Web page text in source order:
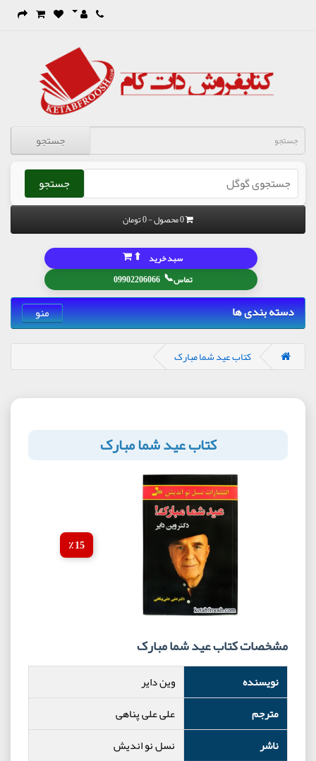
جستجو
جستجو
0 محصول - 0 تومان
تماس📞
09902206066
سبد خرید ⬆
دسته بندی ها منو
کتاب عید شما مبارک
کتاب عید شما مبارک
15 ٪
مشخصات کتاب عید شما مبارک
نویسنده
وین دایر
مترجم
علی علی پناهی
ناشر
نسل نو اندیش